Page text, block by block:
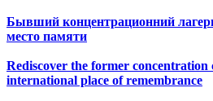
Бывший концентрационний
место памяти
Rediscover the former concentration
international place of remembrance